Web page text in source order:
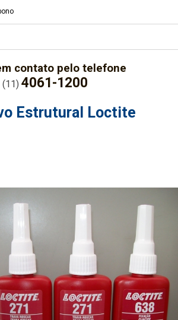
contato pelo telefone
(11) 4061-1200
Estrutural Loctite